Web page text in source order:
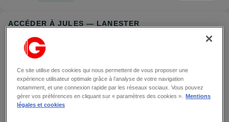
ACCÉDER À JULES — LANESTER
Ce site utilise des cookies qui nous permettent de vous proposer une
expérience utilisateur optimale grâce à l’analyse de votre navigation
notamment, et une connexion rapide par les réseaux sociaux. Vous pouvez
gérer vos préférences en cliquant sur « paramètres des cookies ».
Mentions
légales et cookies